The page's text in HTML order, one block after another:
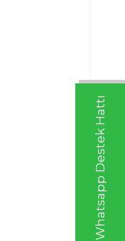
Whatsapp Destek Hattı